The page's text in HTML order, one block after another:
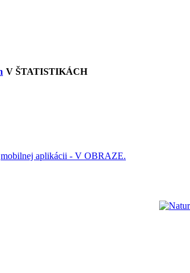
V ŠTATISTIKÁCH
mobilnej aplikácii - V OBRAZE.